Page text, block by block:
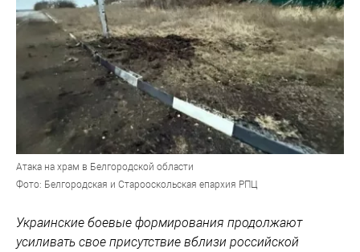
Атака на храм в Белгородской области
Фото: Белгородская и Старооскольская епархия РПЦ
Украинские боевые формирования продолжают
усиливать свое присутствие вблизи российской